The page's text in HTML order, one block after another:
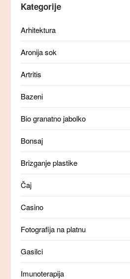
Kategorije
Arhitektura
Aronija sok
Artritis
Bazeni
Bio granatno jabolko
Bonsaj
Brizganje plastike
Čaj
Casino
Fotografija na platnu
Gasilci
Imunoterapija